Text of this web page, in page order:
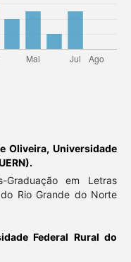
Oliveira,Universidade
Graduação em Letras
Rio Grande do Norte
Federal Rural do